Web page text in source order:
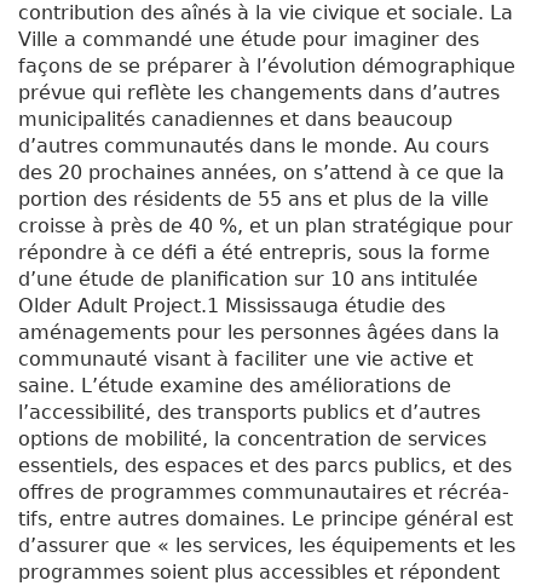
contribution des aînés à la vie civique et sociale. La
Ville a commandé une étude pour imaginer des
façons de se préparer à l’évolution démographique
prévue qui reflète les changements dans d’autres
municipalités canadiennes et dans beaucoup
d’autres communautés dans le monde. Au cours
des 20 prochaines années, on s’attend à ce que la
portion des résidents de 55 ans et plus de la ville
croisse à près de 40 %, et un plan stratégique pour
répondre à ce défi a été entrepris, sous la forme
d’une étude de planification sur 10 ans intitulée
Older Adult Project.1 Mississauga étudie des
aménagements pour les personnes âgées dans la
communauté visant à faciliter une vie active et
saine. L’étude examine des améliorations de
l’accessibilité, des transports publics et d’autres
options de mobilité, la concentration de services
essentiels, des espaces et des parcs publics, et des
offres de programmes communautaires et récréa-
tifs, entre autres domaines. Le principe général est
d’assurer que « les services, les équipements et les
programmes soient plus accessibles et répondent